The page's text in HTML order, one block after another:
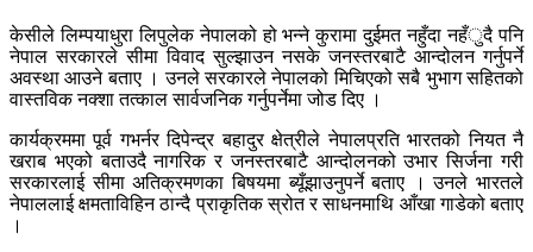
केसीले लिम्पयाधुरा लिपुलेक नेपालको हो भन्ने कुरामा दुईमत नहुँदा नहँुदै पनि
नेपाल सरकारले सीमा विवाद सुल्झाउन नसके जनस्तरबाटै आन्दोलन गर्नुपर्ने
अवस्था आउने बताए । उनले सरकारले नेपालको मिचिएको सबै भुभाग सहितको
वास्तविक नक्शा तत्काल सार्वजनिक गर्नुपर्नेमा जोड दिए ।
कार्यक्रममा पूर्व गभर्नर दिपेन्द्र बहादुर क्षेत्रीले नेपालप्रति भारतको नियत नै
खराब भएको बताउदै नागरिक र जनस्तरबाटै आन्दोलनको उभार सिर्जना गरी
सरकारलाई सीमा अतिक्रमणका बिषयमा ब्यूँझाउनुपर्ने बताए । उनले भारतले
नेपाललाई क्षमताविहिन ठान्दै प्राकृतिक स्रोत र साधनमाथि आँखा गाडेको बताए
।